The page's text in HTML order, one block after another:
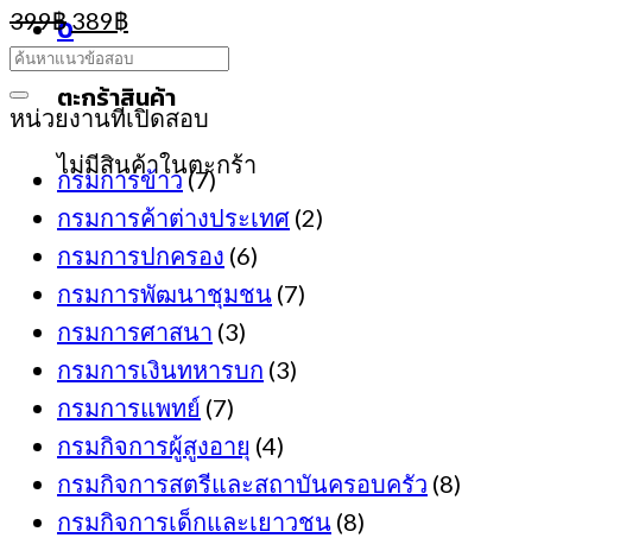
0
ตะกร้าสินค้า
ไม่มีสินค้าในตะกร้า
399฿ Original
price
was:
399฿.
389฿Current
price
is:
389฿.
หน่วยงานที่เปิดสอบ
กรมการข้าว (7)
กรมการค้าต่างประเทศ (2)
กรมการปกครอง (6)
กรมการพัฒนาชุมชน (7)
กรมการศาสนา (3)
กรมการเงินทหารบก (3)
กรมการแพทย์ (7)
กรมกิจการผู้สูงอายุ (4)
กรมกิจการสตรีและสถาบันครอบครัว (8)
กรมกิจการเด็กและเยาวชน (8)